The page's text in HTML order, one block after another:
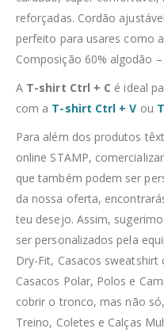
reforçadas. Cordão
perfeito para usares como
Composição 60% algodão
A T-shirt Ctrl + C é ideal
com a T-shirt Ctrl + V ou
Para além dos produtos
online STAMP,
que também podem ser
da nossa oferta,
teu desejo. Assim,
ser personalizados pela
Dry-Fit, Casacos sweatshirt
Casacos Polar, Polos e
cobrir o tronco, mas não
Treino, Coletes e Calças